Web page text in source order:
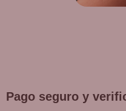
Pago seguro y